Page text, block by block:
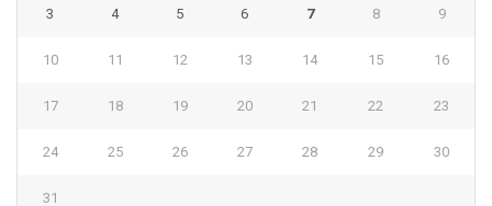
3 4 5 6 7 8 9
10 11 12 13 14 15 16
17 18 19 20 21 22 23
24 25 26 27 28 29 30
31